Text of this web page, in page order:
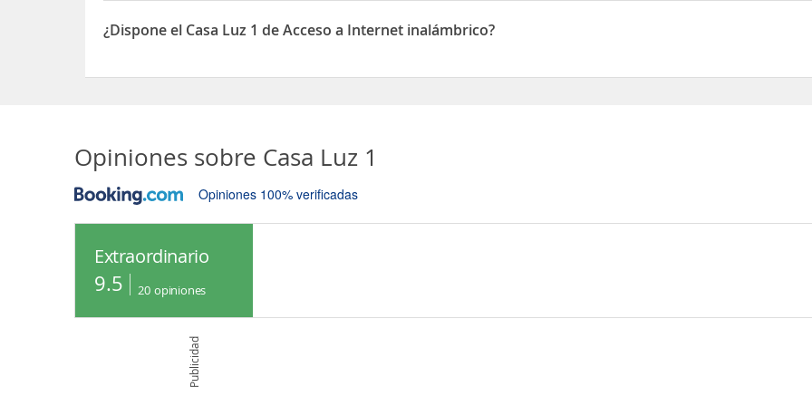
¿Dispone el Casa Luz 1 de Acceso a Internet inalámbrico?
Opiniones sobre Casa Luz 1
Opiniones 100% verificadas
Extraordinario
9.5 20 opiniones
Publicidad